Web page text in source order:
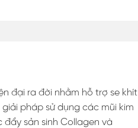
đại ra đời nhằm hỗ trợ se khít
pháp sử dụng các mũi kim
sản sinh Collagen và